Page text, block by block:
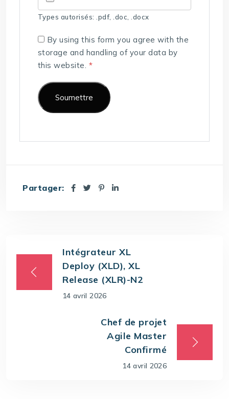
Types autorisés: .pdf, .doc, .docx
By using this form you agree with the
storage and handling of your data by
this website. *
Partager:
Intégrateur XL
Deploy (XLD), XL
Release (XLR)-N2
14 avril 2026
Chef de projet
Agile Master
Confirmé
14 avril 2026